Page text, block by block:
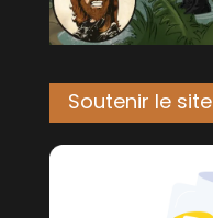
Soutenir le site